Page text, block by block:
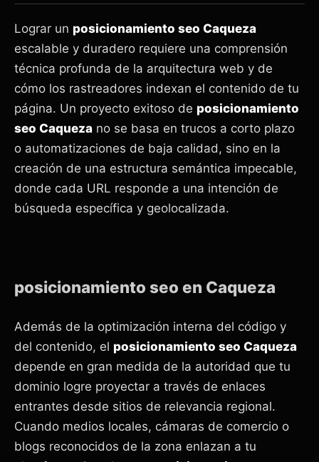
Lograr un posicionamiento seo Caqueza
escalable y duradero requiere una comprensión
técnica profunda de la arquitectura web y de
cómo los rastreadores indexan el contenido de tu
página. Un proyecto exitoso de posicionamiento
seo Caqueza no se basa en trucos a corto plazo
o automatizaciones de baja calidad, sino en la
creación de una estructura semántica impecable,
donde cada URL responde a una intención de
búsqueda específica y geolocalizada.
posicionamiento seo en Caqueza
Además de la optimización interna del código y
del contenido, el posicionamiento seo Caqueza
depende en gran medida de la autoridad que tu
dominio logre proyectar a través de enlaces
entrantes desde sitios de relevancia regional.
Cuando medios locales, cámaras de comercio o
blogs reconocidos de la zona enlazan a tu